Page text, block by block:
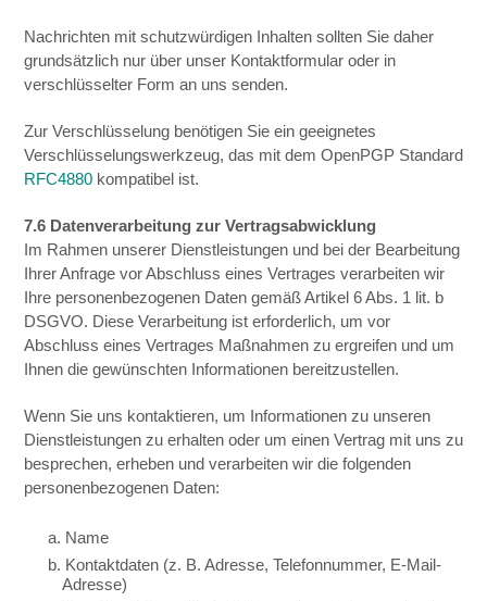
Nachrichten mit schutzwürdigen Inhalten sollten Sie daher
grundsätzlich nur über unser Kontaktformular oder in
verschlüsselter Form an uns senden.
Zur Verschlüsselung benötigen Sie ein geeignetes
Verschlüsselungswerkzeug, das mit dem OpenPGP Standard
RFC4880 kompatibel ist.
7.6 Datenverarbeitung zur Vertragsabwicklung
Im Rahmen unserer Dienstleistungen und bei der Bearbeitung
Ihrer Anfrage vor Abschluss eines Vertrages verarbeiten wir
Ihre personenbezogenen Daten gemäß Artikel 6 Abs. 1 lit. b
DSGVO. Diese Verarbeitung ist erforderlich, um vor
Abschluss eines Vertrages Maßnahmen zu ergreifen und um
Ihnen die gewünschten Informationen bereitzustellen.
Wenn Sie uns kontaktieren, um Informationen zu unseren
Dienstleistungen zu erhalten oder um einen Vertrag mit uns zu
besprechen, erheben und verarbeiten wir die folgenden
personenbezogenen Daten:
a. Name
b. Kontaktdaten (z. B. Adresse, Telefonnummer, E-Mail-
Adresse)